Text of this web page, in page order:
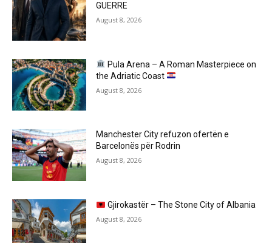
GUERRE
August 8, 2026
Pula Arena – A Roman Masterpiece on
the Adriatic Coast
August 8, 2026
Manchester City refuzon ofertën e
Barcelonës për Rodrin
August 8, 2026
Gjirokastër – The Stone City of Albania
August 8, 2026